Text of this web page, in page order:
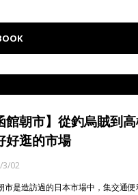
館朝市】從釣烏賊到
好逛的市場
3/02
市是造訪過的日本市場中，集交通